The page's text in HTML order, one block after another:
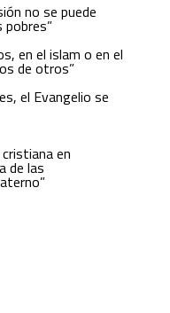
no se puede
pobres”
en el islam o en el
de otros”
el Evangelio se
en
de las